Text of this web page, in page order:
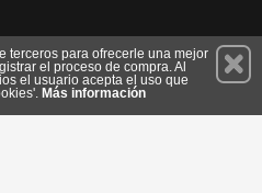
Suscríbete
terceros para ofrecerle una mejor
el proceso de compra. Al
el usuario acepta el uso que
Más información